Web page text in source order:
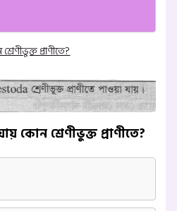
প্রাণীতে?
কোন শ্রেণীভুক্ত প্রাণীতে?